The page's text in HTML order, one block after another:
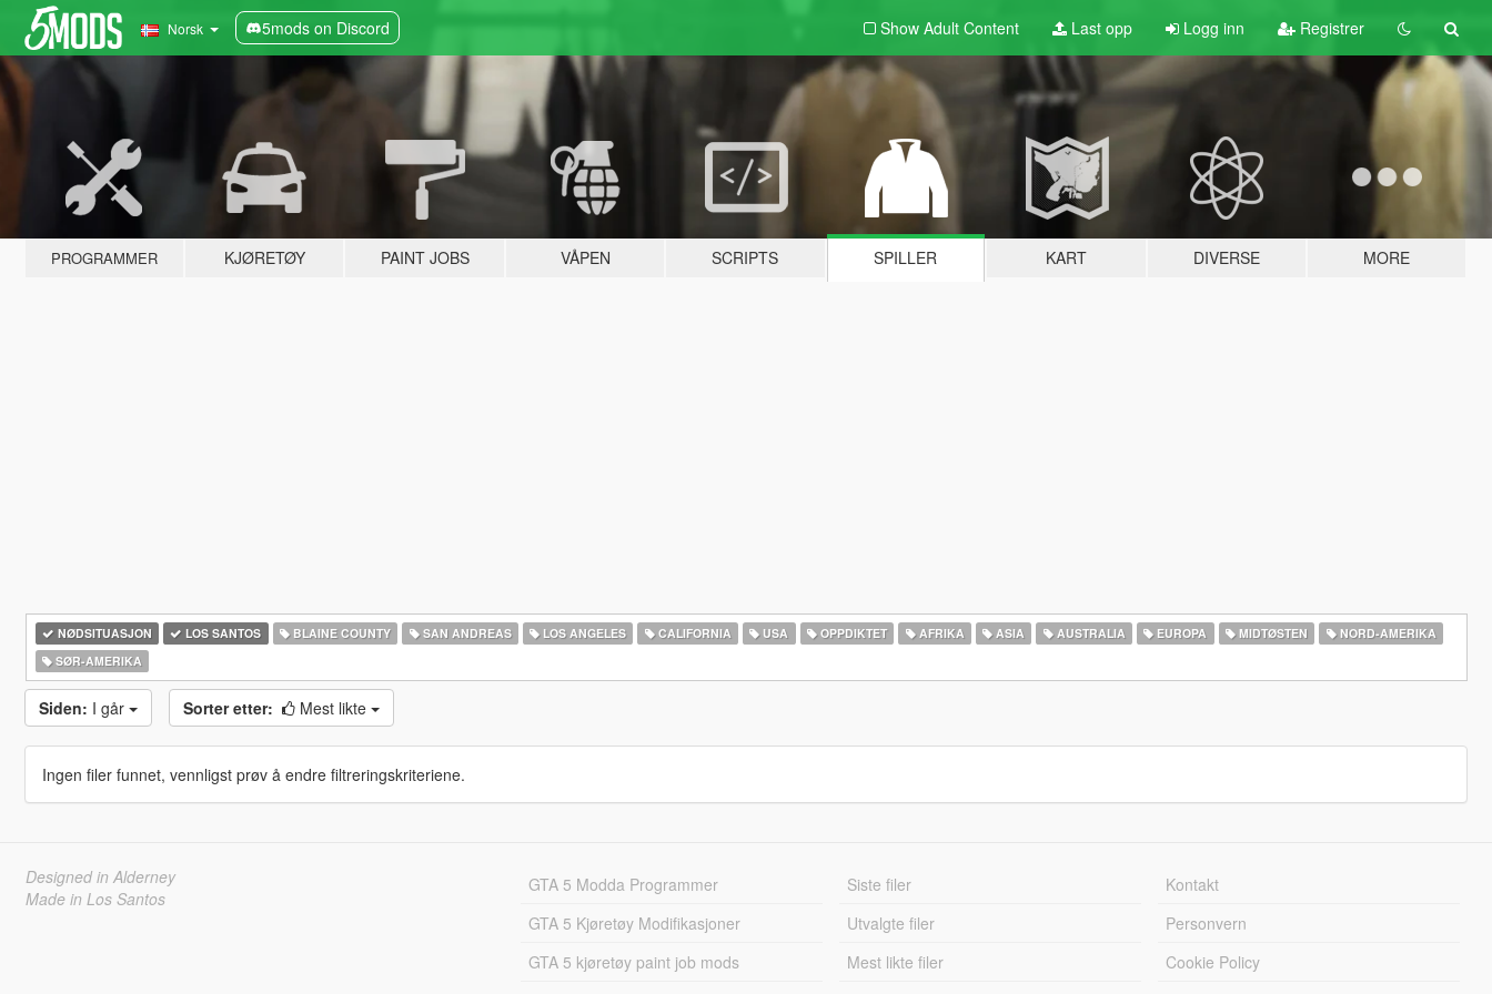
Norsk 5mods on Discord Show Adult Content Last opp Logg inn Registrer
PROGRAMMER KJØRETØY PAINT JOBS VÅPEN SCRIPTS SPILLER KART DIVERSE MORE
NØDSITUASJON LOS SANTOS BLAINE COUNTY SAN ANDREAS LOS ANGELES CALIFORNIA USA OPPDIKTET AFRIKA ASIA AUSTRALIA EUROPA MIDTØSTEN
NORD-AMERIKA‎
SØR-AMERIKA‎
Siden: I går Sorter etter: Mest likte
Ingen filer funnet, vennligst prøv å endre filtreringskriteriene.
Designed in Alderney
Made in Los Santos
GTA 5 Modda Programmer
GTA 5 Kjøretøy Modifikasjoner
GTA 5 kjøretøy paint job mods
Siste filer
Utvalgte filer
Mest likte filer
Kontakt
Personvern
Cookie Policy